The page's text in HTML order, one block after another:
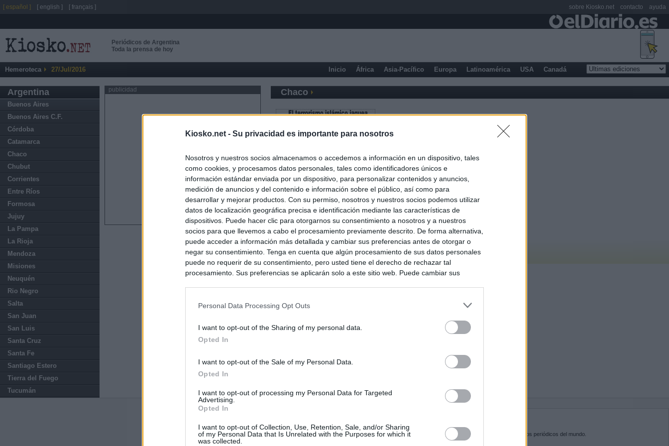
Kiosko.net - Su privacidad es importante para nosotros
Nosotros y nuestros socios almacenamos o accedemos a información en un dispositivo, tales
como cookies, y procesamos datos personales, tales como identificadores únicos e
información estándar enviada por un dispositivo, para personalizar contenidos y anuncios,
medición de anuncios y del contenido e información sobre el público, así como para
desarrollar y mejorar productos. Con su permiso, nosotros y nuestros socios podemos utilizar
datos de localización geográfica precisa e identificación mediante las características de
dispositivos. Puede hacer clic para otorgarnos su consentimiento a nosotros y a nuestros
socios para que llevemos a cabo el procesamiento previamente descrito. De forma alternativa,
puede acceder a información más detallada y cambiar sus preferencias antes de otorgar o
negar su consentimiento. Tenga en cuenta que algún procesamiento de sus datos personales
puede no requerir de su consentimiento, pero usted tiene el derecho de rechazar tal
procesamiento. Sus preferencias se aplicarán solo a este sitio web. Puede cambiar sus
Personal Data Processing Opt Outs
I want to opt-out of the Sharing of my personal data.
Opted In
I want to opt-out of the Sale of my Personal Data.
Opted In
I want to opt-out of processing my Personal Data for Targeted
Advertising.
Opted In
I want to opt-out of Collection, Use, Retention, Sale, and/or Sharing
of my Personal Data that Is Unrelated with the Purposes for which it
was collected.
Periódicos de Argentina
Toda la prensa de hoy
Hemeroteca 27/Jul/2016 Inicio África Asia-Pacífico Europa Latinoamérica USA Canadá
Argentina
Buenos Aires
Buenos Aires C.F.
Córdoba
Catamarca
Chaco
Chubut
Corrientes
Entre Ríos
Formosa
Jujuy
La Pampa
La Rioja
Mendoza
Misiones
Neuquén
Rio Negro
Salta
San Juan
San Luis
Santa Cruz
Santa Fe
Santiago Estero
Tierra del Fuego
Tucumán
publicidad Chaco
Últimas noticias
El consejero al que Ayuso señaló por la compra del ático: "Lo que no se dice es
que Madrid no tiene residencia oficial para la presidenta"
Kiosko.net es la puerta de entrada a los periódicos del mundo.
[ español ] [ english ] [ français ] sobre Kiosko.net contacto ayuda